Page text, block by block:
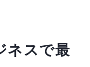
ネスで最